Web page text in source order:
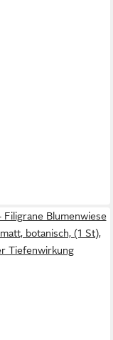
Filigrane Blumenwiese
botanisch, (1 St),
Tiefenwirkung